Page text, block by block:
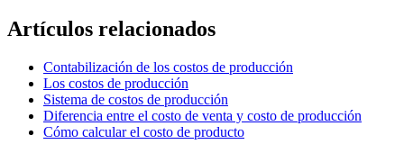
Artículos relacionados
Contabilización de los costos de producción
Los costos de producción
Sistema de costos de producción
Diferencia entre el costo de venta y costo de producción
Cómo calcular el costo de producto